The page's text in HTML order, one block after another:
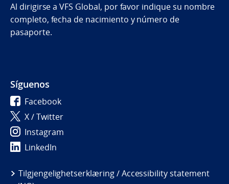
Al dirigirse a VFS Global, por favor indique su nombre
completo, fecha de nacimiento y número de
pasaporte.
Síguenos
Facebook
X / Twitter
Instagram
LinkedIn
Tilgjengelighetserklæring / Accessibility statement